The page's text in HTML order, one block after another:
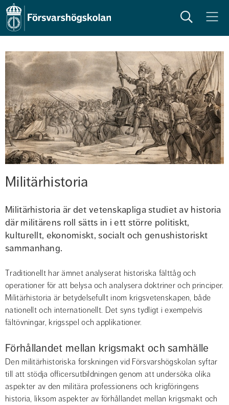
Sök Meny
Militärhistoria
Militärhistoria är det vetenskapliga studiet av historia
där militärens roll sätts in i ett större politiskt,
kulturellt, ekonomiskt, socialt och genushistoriskt
sammanhang.
Traditionellt har ämnet analyserat historiska fälttåg och
operationer för att belysa och analysera doktriner och principer.
Militärhistoria är betydelsefullt inom krigsvetenskapen, både
nationellt och internationellt. Det syns tydligt i exempelvis
fältövningar, krigsspel och applikationer.
Förhållandet mellan krigsmakt och samhälle
Den militärhistoriska forskningen vid Försvarshögskolan syftar
till att stödja officersutbildningen genom att undersöka olika
aspekter av den militära professionens och krigföringens
historia, liksom aspekter av förhållandet mellan krigsmakt och